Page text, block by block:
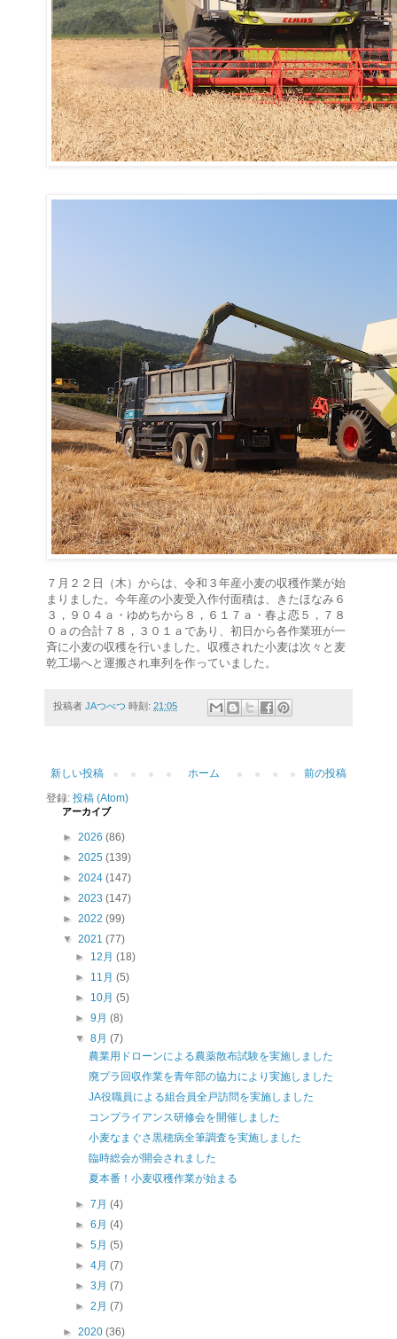
７月２２日（木）からは、令和３年産小麦の収穫作業が始
まりました。今年産の小麦受入作付面積は、きたほなみ６
３，９０４ａ・ゆめちから８，６１７ａ・春よ恋５，７８
０ａの合計７８，３０１ａであり、初日から各作業班が一
斉に小麦の収穫を行いました。収穫された小麦は次々と麦
乾工場へと運搬され車列を作っていました。
投稿者 JAつべつ 時刻: 21:05
新しい投稿 前の投稿
ホーム
登録: 投稿 (Atom)
アーカイブ
► 2026 (86)
► 2025 (139)
► 2024 (147)
► 2023 (147)
► 2022 (99)
▼ 2021 (77)
► 12月(18)
► 11月(5)
► 10月(5)
►9月(8)
▼8月(7)
農業用ドローンによる農薬散布試験を実施しました
廃プラ回収作業を青年部の協力により実施しました
JA役職員による組合員全戸訪問を実施しました
コンプライアンス研修会を開催しました
小麦なまぐさ黒穂病全筆調査を実施しました
臨時総会が開会されました
夏本番！小麦収穫作業が始まる
►7月(4)
►6月(4)
►5月(5)
►4月(7)
►3月(7)
►2月(7)
► 2020 (36)